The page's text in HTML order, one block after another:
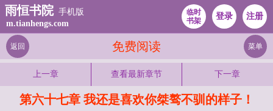
雨恒书院 手机版
m.tianhengs.com
临时
书架
登录 注册
免费阅读
返回 菜单
上一章 查看最新章节 下一章
第六十七章 我还是喜欢你桀骜不驯的样子！